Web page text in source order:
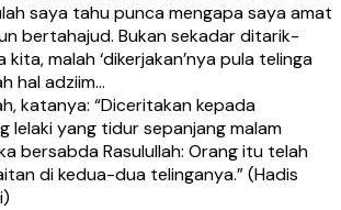
saya tahu punca mengapa saya amat
bertahajud. Bukan sekadar ditarik-
malah ‘dikerjakan’nya pula telinga
hal adziim…
katanya: “Diceritakan kepada
lelaki yang tidur sepanjang malam
bersabda Rasulullah: Orang itu telah
di kedua-dua telinganya.” (Hadis